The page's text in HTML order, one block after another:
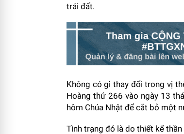
trái đất.
Không có gì thay đổi trong vị
Hoàng thứ 266 vào ngày 13
hôm Chúa Nhật để cắt bỏ một
Tình trạng đó là do thiết kế thần